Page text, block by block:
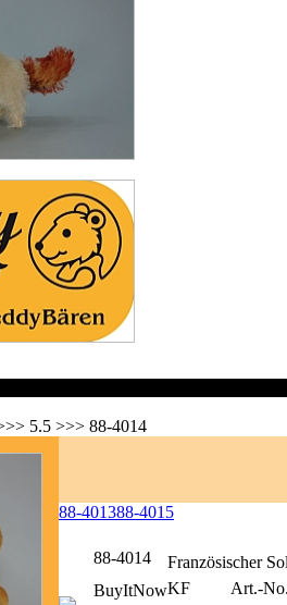
5.5 >>> 88-4014
88-401388-4015
88-4014
Französischer
KF
Art.-
BuyItNow